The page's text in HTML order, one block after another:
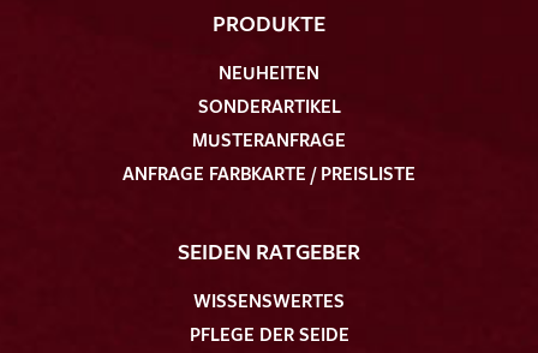
PRODUKTE
NEUHEITEN
SONDERARTIKEL
MUSTERANFRAGE
ANFRAGE FARBKARTE / PREISLISTE
SEIDEN RATGEBER
WISSENSWERTES
PFLEGE DER SEIDE